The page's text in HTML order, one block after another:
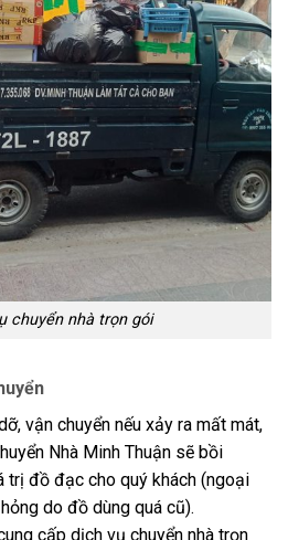
chuyển nhà trọn gói
vận chuyển nếu xảy ra mất mát,
Nhà Minh Thuận sẽ bồi
trị đồ đạc cho quý khách (ngoại
do đồ dùng quá cũ).
cấp dịch vụ chuyển nhà trọn